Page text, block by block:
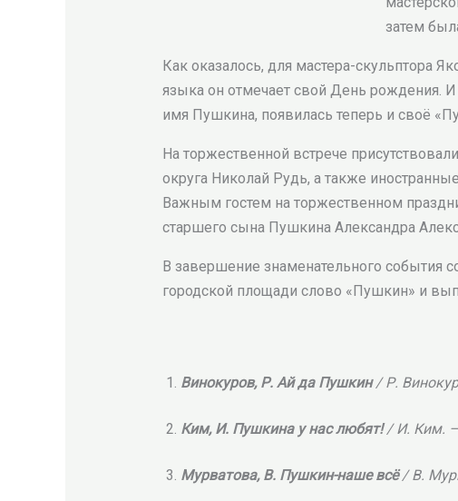
затем
Как оказалось, для мастера-скульптора
языка он отмечает свой День рождения. И
имя Пушкина, появилась теперь и своё
На торжественной встрече
округа Николай Рудь, а также
Важным гостем на торжественном
старшего сына Пушкина Александра
В завершение знаменательного события
городской площади слово «Пушкин» и
Винокуров, Р. Ай да Пушкин/ Р.
Ким, И. Пушкина у нас любят!/ И. Ким. —
Мурватова, В. Пушкин-наше всё/ В.